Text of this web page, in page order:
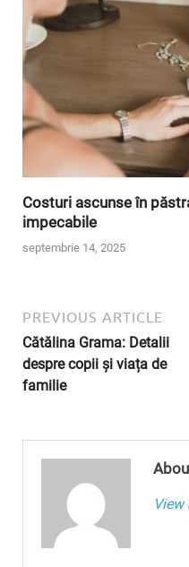
Costuri ascunse în
impecabile
septembrie 14, 2025
PREVIOUS ARTICLE
Cătălina Grama: Detalii
despre copii și viața de
familie